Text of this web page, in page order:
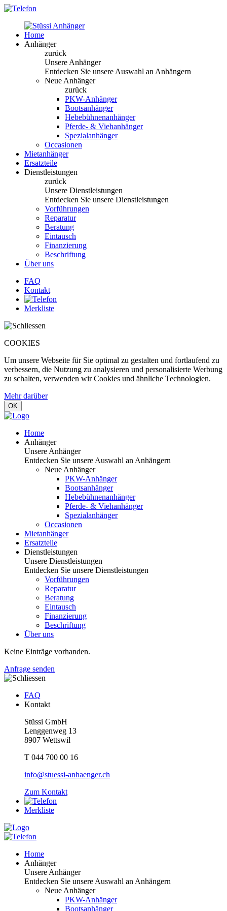
Home
Anhänger
zurück
Unsere Anhänger
Entdecken Sie unsere Auswahl an Anhängern
Neue Anhänger
zurück
PKW-Anhänger
Bootsanhänger
Hebebühnenanhänger
Pferde- & Viehanhänger
Spezialanhänger
Occasionen
Mietanhänger
Ersatzteile
Dienstleistungen
zurück
Unsere Dienstleistungen
Entdecken Sie unsere Dienstleistungen
Vorführungen
Reparatur
Beratung
Eintausch
Finanzierung
Beschriftung
Über uns
FAQ
Kontakt
Merkliste
COOKIES
Um unsere Webseite für Sie optimal zu gestalten und fortlaufend zu
verbessern, die Nutzung zu analysieren und personalisierte Werbung
zu schalten, verwenden wir Cookies und ähnliche Technologien.
Mehr darüber
OK
Home
Anhänger
Unsere Anhänger
Entdecken Sie unsere Auswahl an Anhängern
Neue Anhänger
PKW-Anhänger
Bootsanhänger
Hebebühnenanhänger
Pferde- & Viehanhänger
Spezialanhänger
Occasionen
Mietanhänger
Ersatzteile
Dienstleistungen
Unsere Dienstleistungen
Entdecken Sie unsere Dienstleistungen
Vorführungen
Reparatur
Beratung
Eintausch
Finanzierung
Beschriftung
Über uns
Keine Einträge vorhanden.
Anfrage senden
FAQ
Kontakt
Stüssi GmbH
Lenggenweg 13
8907 Wettswil
T 044 700 00 16
info@stuessi-anhaenger.ch
Zum Kontakt
Merkliste
Home
Anhänger
Unsere Anhänger
Entdecken Sie unsere Auswahl an Anhängern
Neue Anhänger
PKW-Anhänger
Bootsanhänger